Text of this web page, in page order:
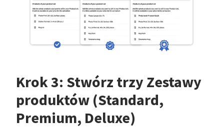
Krok 3: Stwórz trzy Zestawy
produktów (Standard,
Premium, Deluxe)